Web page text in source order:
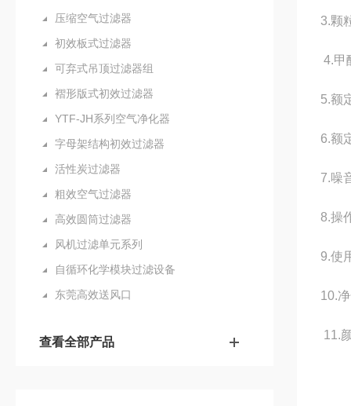
压缩空气过滤器
初效板式过滤器
可弃式吊顶过滤器组
褶形版式初效过滤器
YTF-JH系列空气净化器
字母架结构初效过滤器
活性炭过滤器
粗效空气过滤器
高效圆筒过滤器
风机过滤单元系列
自循环化学模块过滤设备
东莞高效送风口
查看全部产品
3.颗
4.甲
5.额
6.额
7.噪
8.操
9.使
10.
11.